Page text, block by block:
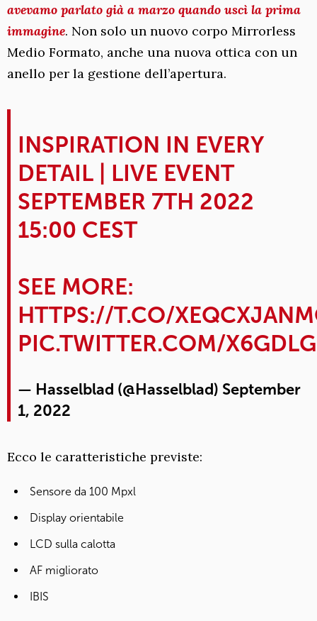
avevamo parlato già a marzo quando uscì la prima
immagine. Non solo un nuovo corpo Mirrorless
Medio Formato, anche una nuova ottica con un
anello per la gestione dell’apertura.
INSPIRATION IN EVERY
DETAIL | LIVE EVENT
SEPTEMBER 7TH 2022
15:00 CEST
SEE MORE:
HTTPS://T.CO/
PIC.TWITTER.COM/
— Hasselblad (@Hasselblad) September
1, 2022
Ecco le caratteristiche previste:
Sensore da 100 Mpxl
Display orientabile
LCD sulla calotta
AF migliorato
IBIS